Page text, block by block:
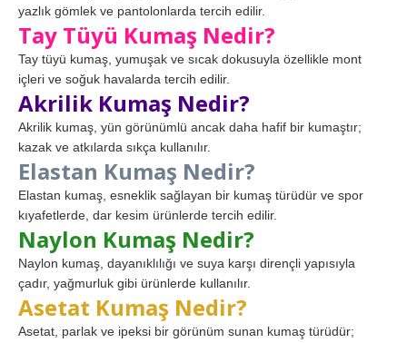
yazlık gömlek ve pantolonlarda tercih edilir.
Tay Tüyü Kumaş Nedir?
Tay tüyü kumaş, yumuşak ve sıcak dokusuyla özellikle mont
içleri ve soğuk havalarda tercih edilir.
Akrilik Kumaş Nedir?
Akrilik kumaş, yün görünümlü ancak daha hafif bir kumaştır;
kazak ve atkılarda sıkça kullanılır.
Elastan Kumaş Nedir?
Elastan kumaş, esneklik sağlayan bir kumaş türüdür ve spor
kıyafetlerde, dar kesim ürünlerde tercih edilir.
Naylon Kumaş Nedir?
Naylon kumaş, dayanıklılığı ve suya karşı dirençli yapısıyla
çadır, yağmurluk gibi ürünlerde kullanılır.
Asetat Kumaş Nedir?
Asetat, parlak ve ipeksi bir görünüm sunan kumaş türüdür;